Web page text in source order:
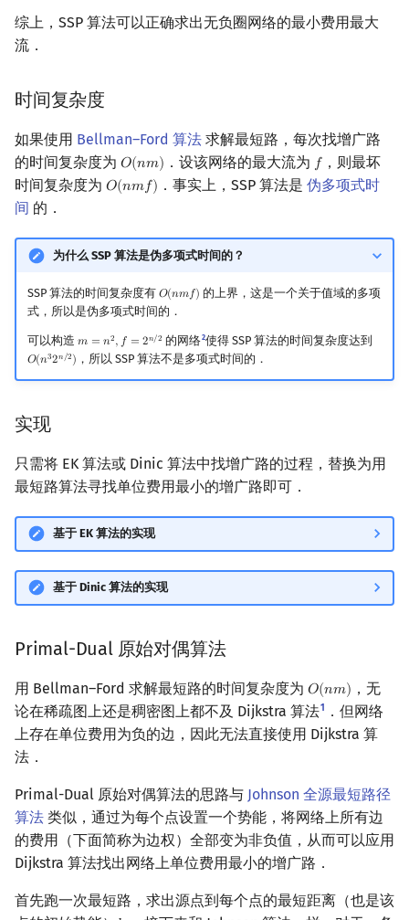
Powerful Number 筛
类欧几里德算法
连分数
Stern–Brocot 树与 Farey
二次域
综上，SSP 算法可以正确求出无负圈网络的最小费用最大
流．
时间复杂度
如果使用 Bellman–Ford 算法 求解最短路，每次找增广路
的时间复杂度为 𝑂(𝑛𝑚)
O(nm) ．设该网络的最大流为 𝑓
f ，则最坏
时间复杂度为 𝑂(𝑛𝑚𝑓)
O(nmf) ．事实上，SSP 算法是伪多项式时
间 的．
为什么 SSP 算法是伪多项式时间的？
SSP 算法的时间复杂度有 𝑂(𝑛𝑚𝑓)
O(nmf) 的上界，这是一个关于值域的多项
式，所以是伪多项式时间的．
可以构造 𝑚 = 𝑛2,𝑓 = 2𝑛/2
m=n 2,f=2n /2 的网络2使得 SSP 算法的时间复杂度达到
𝑂(𝑛32𝑛/2)
O(n32n/2) ，所以 SSP 算法不是多项式时间的．
实现
只需将 EK 算法或 Dinic 算法中找增广路的过程，替换为用
最短路算法寻找单位费用最小的增广路即可．
基于 EK 算法的实现
基于 Dinic 算法的实现
Primal-Dual 原始对偶算法
用 Bellman–Ford 求解最短路的时间复杂度为 𝑂(𝑛𝑚)
O(nm) ，无
论在稀疏图上还是稠密图上都不及 Dijkstra 算法1
．但网络
上存在单位费用为负的边，因此无法直接使用 Dijkstra 算
法．
Primal-Dual 原始对偶算法的思路与 Johnson 全源最短路径
算法 类似，通过为每个点设置一个势能，将网络上所有边
的费用（下面简称为边权）全部变为非负值，从而可以应用
Dijkstra 算法找出网络上单位费用最小的增广路．
首先跑一次最短路，求出源点到每个点的最短距离（也是该